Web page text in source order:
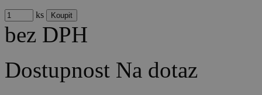
ks
bez DPH
Dostupnost Na dotaz